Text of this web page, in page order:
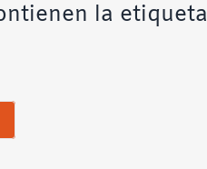
la etiqueta